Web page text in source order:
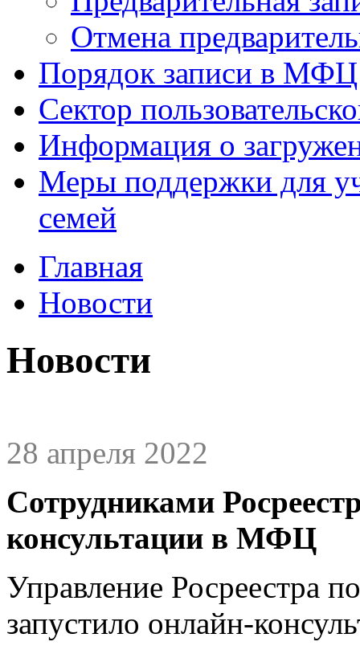
Отмена
Порядок записи в МФЦ
Сектор
Информация о
Меры поддержки для
семей
Главная
Новости
Новости
28 апреля 2022
Сотрудниками
консультации в МФЦ
Управление Росреестра
запустило онлайн-